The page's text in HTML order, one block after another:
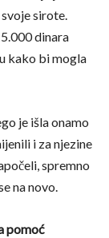
sirote.
dinara
kako bi mogla
je išla onamo
i za njezine
spremno
na novo.
pomoć